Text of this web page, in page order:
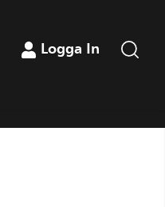
Logga In